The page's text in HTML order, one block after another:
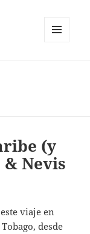
(y
Nevis
viaje en
desde